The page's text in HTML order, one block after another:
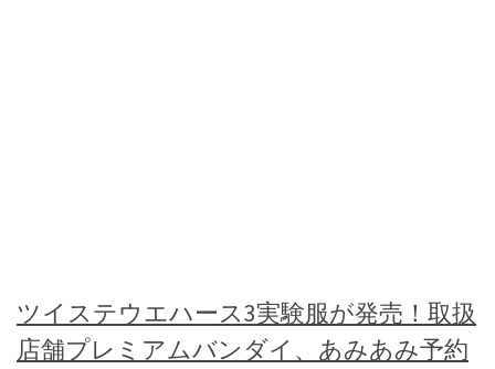
ツイステウエハース3実験服が発売！取扱
店舗プレミアムバンダイ、あみあみ予約